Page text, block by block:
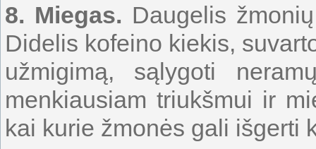
8. Miegas. Daugelis
Didelis kofeino kiekis,
užmigimą, sąlygoti
menkiausiam triukšmui ir
kai kurie žmonės gali išgerti